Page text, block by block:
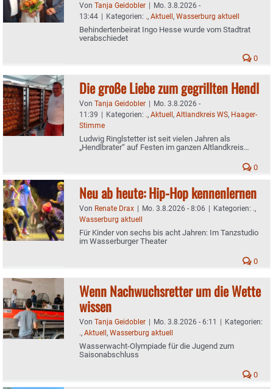
Von Tanja Geidobler | Mo. 3.8.2026 -
13:44 | Kategorien: ., Aktuell, Wasserburg aktuell
Behindertenbeirat Ingo Hesse wurde vom Stadtrat
verabschiedet
0
Die große Liebe zum gegrillten Hendl
Von Tanja Geidobler | Mo. 3.8.2026 -
11:39 | Kategorien: ., Aktuell, Altlandkreis WS, Haager-
Stimme
Ludwig Ringlstetter ist seit vielen Jahren als
„Hendlbrater“ auf Festen im ganzen Altlandkreis
0
Neu ab heute: Hip-Hop kennenlernen
Von Renate Drax | Mo. 3.8.2026 - 8:06 | Kategorien: .,
Wasserburg aktuell
Für Kinder von sechs bis acht Jahren: Im Tanzstudio
im Wasserburger Theater
0
Wenn Nachwuchsretter um die Wette
wissen
Von Tanja Geidobler | Mo. 3.8.2026 - 6:11 | Kategorien:
., Aktuell, Wasserburg aktuell
Wasserwacht-Olympiade für die Jugend zum
Saisonabschluss
0